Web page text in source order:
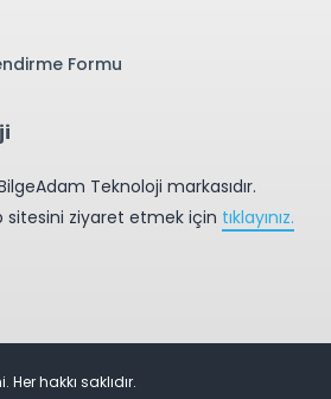
Formu
Teknoloji markasıdır.
sitesini ziyaret etmek için tıklayınız.
hakkı saklıdır.